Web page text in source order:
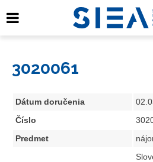
3020061
Dátum doručenia
Číslo
Predmet